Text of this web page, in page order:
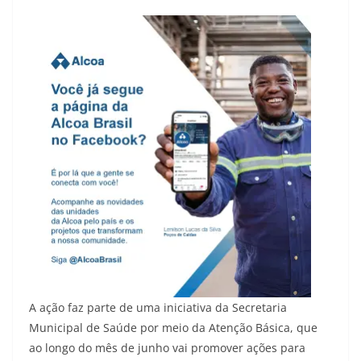
A ação faz parte de uma iniciativa da Secretaria
Municipal de Saúde por meio da Atenção Básica, que
ao longo do mês de junho vai promover ações para